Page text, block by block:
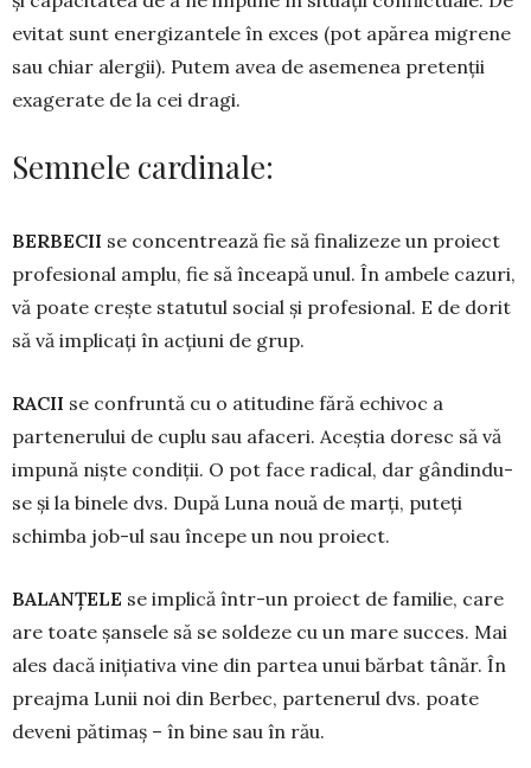
evitat sunt ener­gi­zantele în exces (pot apărea migrene
sau chiar alergii). Putem avea de ase­me­nea pretenții
exagerate de la cei dragi.
Semnele cardinale:
BERBECII se concentrează fie să fina­lizeze un proiect
profesional amplu, fie să înceapă unul. În ambele cazuri,
vă poate crește statutul social și profesional. E de dorit
să vă implicați în acțiuni de grup.
RACII se confruntă cu o atitudine fără echi­voc a
partenerului de cuplu sau afa­ceri. Aceștia doresc să vă
impună niște condiții. O pot face radical, dar gândin­du-
se și la binele dvs. După Luna nouă de marți, puteți
schimba job-ul sau începe un nou proiect.
BALANȚELE se implică într-un proiect de familie, care
are toate șansele să se soldeze cu un mare succes. Mai
ales dacă inițiativa vine din partea unui bărbat tânăr. În
preajma Lunii noi din Berbec, partenerul dvs. poate
deveni pătimaș – în bine sau în rău.